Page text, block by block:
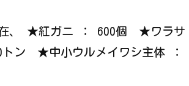
在、 ★紅ガニ ： 600個 ★ワ
トン ★中小ウルメイワシ主体